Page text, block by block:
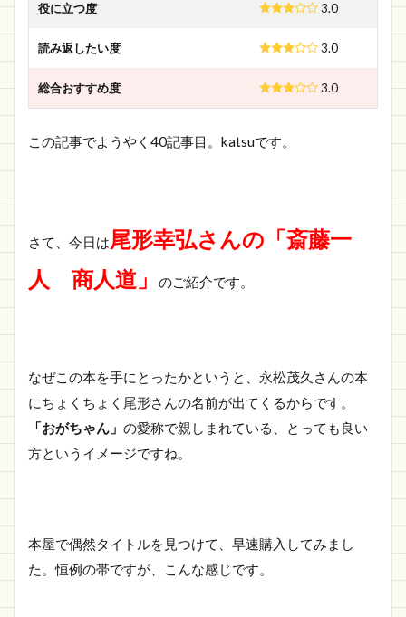
役に立つ度 3.0
読み返したい度 3.0
総合おすすめ度 3.0
この記事でようやく40記事目。katsuです。
さて、今日は尾形幸弘さんの「斎藤一
人 商人道」
のご紹介です。
なぜこの本を手にとったかというと、永松茂久さんの本
にちょくちょく尾形さんの名前が出てくるからです。
「おがちゃん」 の愛称で親しまれている、とっても良い
方というイメージですね。
本屋で偶然タイトルを見つけて、早速購入してみまし
た。恒例の帯ですが、こんな感じです。